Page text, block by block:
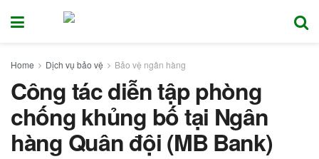
Home Dịch vụ bảo vệ Bảo vệ ngân hàng
Công tác diễn tập phòng
chống khủng bố tại Ngân
hàng Quân đội (MB Bank)